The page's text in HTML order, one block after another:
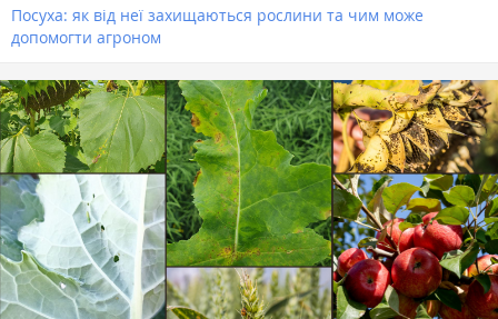
Посуха: як від неї захищаються рослини та чим може
допомогти агроном